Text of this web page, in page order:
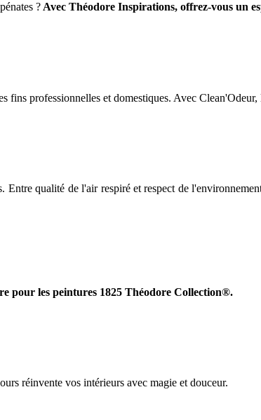
? Avec Théodore Inspirations, offrez-vous un
professionnelles et domestiques. Avec
Entre qualité de l'air respiré et respect de
pour les peintures 1825 Théodore Collection®.
réinvente vos intérieurs avec magie et douceur.